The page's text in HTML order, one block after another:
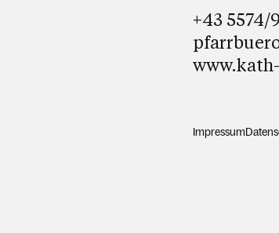
+43 5574/
Impressum